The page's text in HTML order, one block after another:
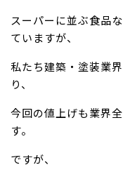
スーパーに並ぶ食品
ていますが、
私たち建築・塗装業
り、
今回の値上げも業界
す。
ですが、